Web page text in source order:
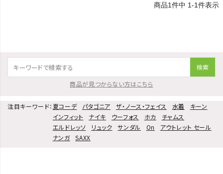
メンズカジュアルウェア
メンズスポーツウェア
1件中 1-1件表示
検索
商品が見つからない方はこちら
注目キーワード：夏コーデ パタゴニア ザ・ノース・フェイス 水着
キーン
インフィット
ナイキ ウーフォス ホカ
チャムス
エルドレッソ
リュック サンダル On
アウトレット セール
ナンガ
SAXX